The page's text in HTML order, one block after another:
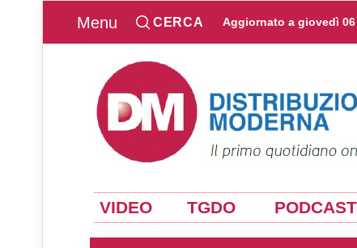
Menu CERCA Aggiornato a giovedì
VIDEO TGDO PODCAST